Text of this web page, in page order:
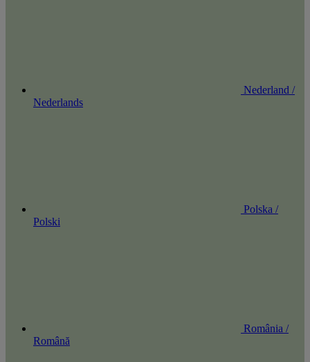
Nederland /
Nederlands
Polska /
Polski
România /
Română